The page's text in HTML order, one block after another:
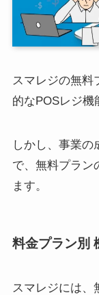
スマレジの無料
的なPOSレジ機
しかし、事業の
で、無料プラン
ます。
料金プラン別
スマレジには、